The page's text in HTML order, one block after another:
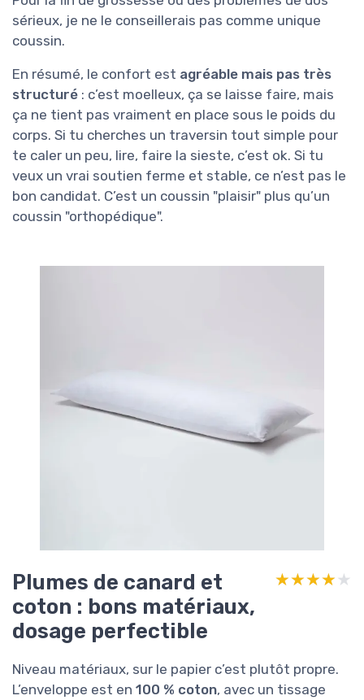
sérieux, je ne le conseillerais pas comme unique
coussin.
En résumé, le confort est agréable mais pas très
structuré : c’est moelleux, ça se laisse faire, mais
ça ne tient pas vraiment en place sous le poids du
corps. Si tu cherches un traversin tout simple pour
te caler un peu, lire, faire la sieste, c’est ok. Si tu
veux un vrai soutien ferme et stable, ce n’est pas le
bon candidat. C’est un coussin "plaisir" plus qu’un
coussin "orthopédique".
Plumes de canard et
coton : bons matériaux,
dosage perfectible
★★★★★
★★★★★
Niveau matériaux, sur le papier c’est plutôt propre.
L’enveloppe est en 100 % coton, avec un tissage